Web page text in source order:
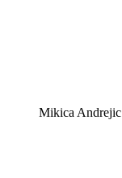
Mikica Andrejic